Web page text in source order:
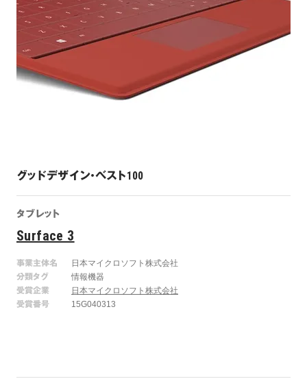
グッドデザイン・ベスト100
タブレット
Surface 3
事業主体名
日本マイクロソフト株式会社
分類タグ
情報機器
受賞企業
日本マイクロソフト株式会社
受賞番号
15G040313